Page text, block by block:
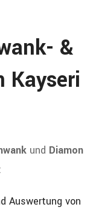
&
Kayseri
und Diamon
Auswertung von